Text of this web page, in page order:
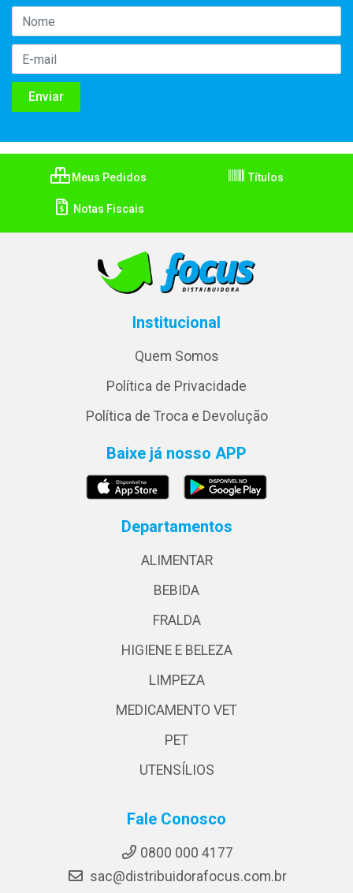
Meus Pedidos Títulos
Notas Fiscais
Institucional
Quem Somos
Política de Privacidade
Política de Troca e Devolução
Baixe já nosso APP
Departamentos
ALIMENTAR
BEBIDA
FRALDA
HIGIENE E BELEZA
LIMPEZA
MEDICAMENTO VET
PET
UTENSÍLIOS
Fale Conosco
0800 000 4177
sac@distribuidorafocus.com.br